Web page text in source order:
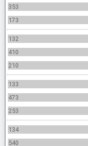
353
173
132
410
210
133
473
253
134
540